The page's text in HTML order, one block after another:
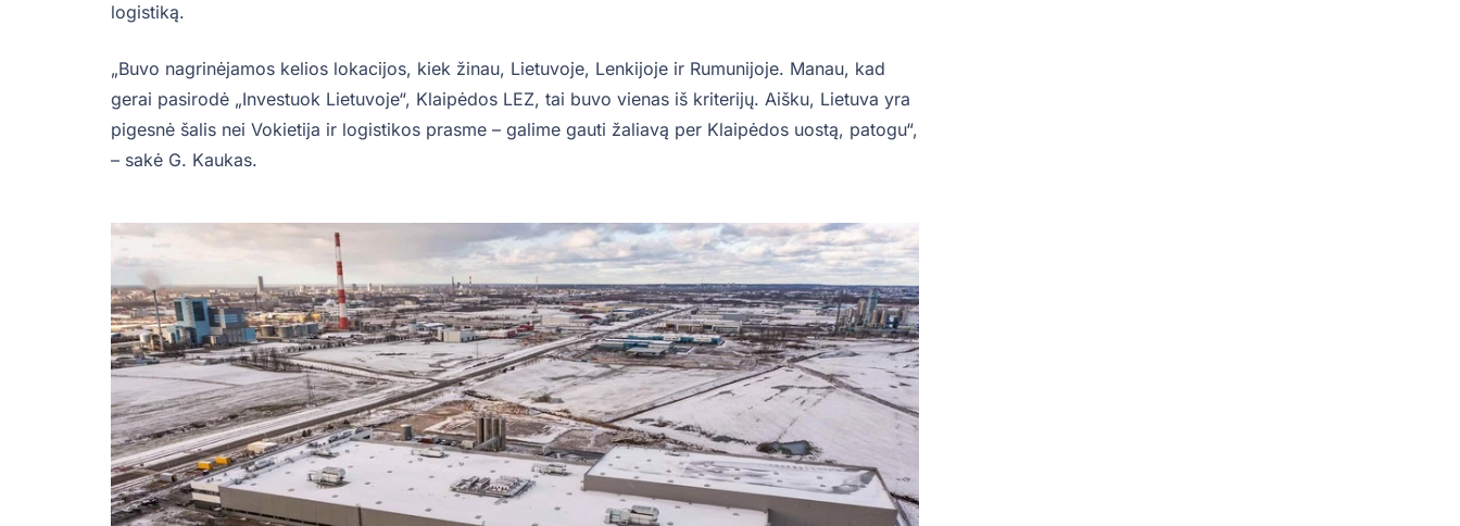
logistiką.
„Buvo nagrinėjamos kelios lokacijos, kiek žinau, Lietuvoje, Lenkijoje ir Rumunijoje. Manau, kad
gerai pasirodė „Investuok Lietuvoje“, Klaipėdos LEZ, tai buvo vienas iš kriterijų. Aišku, Lietuva yra
pigesnė šalis nei Vokietija ir logistikos prasme – galime gauti žaliavą per Klaipėdos uostą, patogu“,
– sakė G. Kaukas.